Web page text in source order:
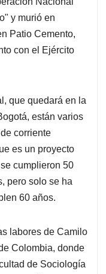
y murió en
Patio Cemento,
con el Ejército
que quedará en la
están varios
corriente
es un proyecto
cumplieron 50
pero solo se ha
60 años.
labores de Camilo
Colombia, donde
de Sociología